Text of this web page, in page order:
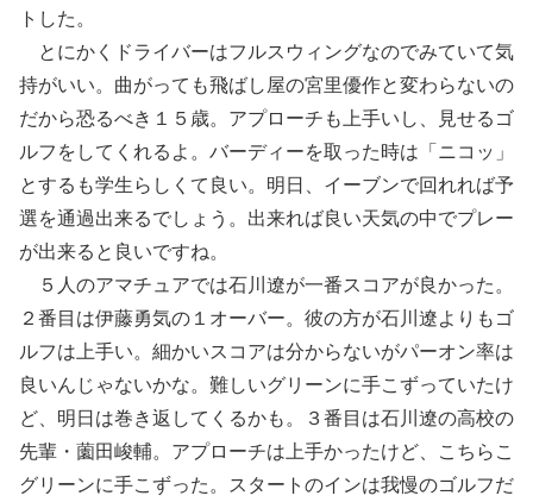
トした。
とにかくドライバーはフルスウィングなのでみていて気
持がいい。曲がっても飛ばし屋の宮里優作と変わらないの
だから恐るべき１５歳。アプローチも上手いし、見せるゴ
ルフをしてくれるよ。バーディーを取った時は「ニコッ」
とするも学生らしくて良い。明日、イーブンで回れれば予
選を通過出来るでしょう。出来れば良い天気の中でプレー
が出来ると良いですね。
５人のアマチュアでは石川遼が一番スコアが良かった。
２番目は伊藤勇気の１オーバー。彼の方が石川遼よりもゴ
ルフは上手い。細かいスコアは分からないがパーオン率は
良いんじゃないかな。難しいグリーンに手こずっていたけ
ど、明日は巻き返してくるかも。３番目は石川遼の高校の
先輩・薗田峻輔。アプローチは上手かったけど、こちらこ
グリーンに手こずった。スタートのインは我慢のゴルフだ